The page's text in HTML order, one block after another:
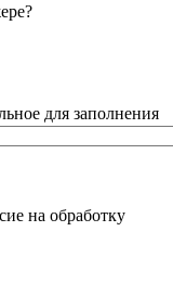
для заполнения
на обработку